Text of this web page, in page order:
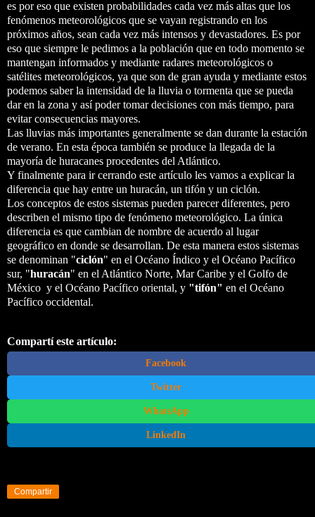
es por eso que existen probabilidades cada vez más altas que los
fenómenos meteorológicos que se vayan registrando en los
próximos años, sean cada vez más intensos y devastadores. Es por
eso que siempre le pedimos a la población que en todo momento se
mantengan informados y mediante radares meteorológicos o
satélites meteorológicos, ya que son de gran ayuda y mediante estos
podemos saber la intensidad de la lluvia o tormenta que se pueda
dar en la zona y así poder tomar decisiones con más tiempo, para
evitar consecuencias mayores.
Las lluvias más importantes generalmente se dan durante la estación
de verano. En esta época también se produce la llegada de la
mayoría de huracanes procedentes del Atlántico.
Y finalmente para ir cerrando este artículo les vamos a explicar la
diferencia que hay entre un huracán, un tifón y un ciclón.
Los conceptos de estos sistemas pueden parecer diferentes, pero
describen el mismo tipo de fenómeno meteorológico. La única
diferencia es que cambian de nombre de acuerdo al lugar
geográfico en donde se desarrollan. De esta manera estos sistemas
se denominan "ciclón" en el Océano Índico y el Océano Pacífico
sur, "huracán" en el Atlántico Norte, Mar Caribe y el Golfo de
México y el Océano Pacífico oriental, y "tifón" en el Océano
Pacífico occidental.
Compartí este artículo:
Facebook
Twitter
WhatsApp
LinkedIn
Compartir